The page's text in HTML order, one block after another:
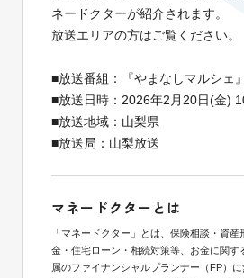
ネードクターが紹介されます。
放送エリアの方はご覧ください。
■放送番組：『やまなしマルシェ』
■放送日時：2026年2月20日(金)
■放送地域：山梨県
■放送局：山梨放送
マネードクターとは
「マネードクター」とは、保険相談・資
金・住宅ローン・相続対策等、お金に関す
属のファイナンシャルプランナー（FP）